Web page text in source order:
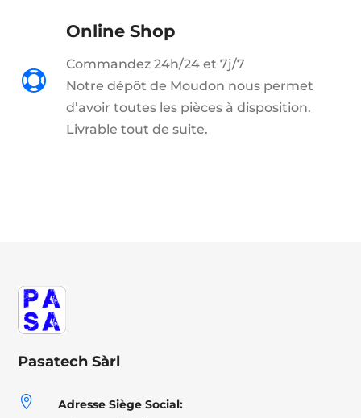

Online Shop
Commandez 24h/24 et 7j/7
Notre dépôt de Moudon nous permet
d’avoir toutes les pièces à disposition.
Livrable tout de suite.
Pasatech Sàrl

Adresse Siège Social: